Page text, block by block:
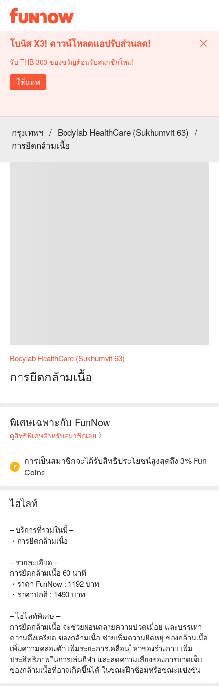
โบนัส X3! ดาวน์โหลดแอปรับส่วนลด!
รับ THB 300 ของขวัญต้อนรับสมาชิกใหม่!
ใช้แอพ
กรุงเทพฯ / Bodylab HealthCare (Sukhumvit 63) /
การยืดกล้ามเนื้อ
Bodylab HealthCare (Sukhumvit 63)
การยืดกล้ามเนื้อ
พิเศษเฉพาะกับ FunNow
ดูสิทธิพิเศษสำหรับสมาชิกเลย
การเป็นสมาชิกจะได้รับสิทธิประโยชน์สูงสุดถึง 3% Fun
Coins
ไฮไลท์
– บริการที่รวมในนี้ –
・การยืดกล้ามเนื้อ
– รายละเอียด –
การยืดกล้ามเนื้อ 60 นาที
・ราคา FunNow : 1192 บาท
・ราคาปกติ : 1490 บาท
– ไฮไลท์พิเศษ –
การยืดกล้ามเนื้อ จะช่วยผ่อนคลายความปวดเมื่อย และบรรเทา
ความตึงเครียด ของกล้ามเนื้อ ช่วยเพิ่มความยืดหยุ่ ของกล้ามเนื้อ
เพิ่มความคล่องตัว เพิ่มระยะการเคลื่อนไหวของร่างกาย เพิ่ม
ประสิทธิภาพในการเล่นกีฬา และลดความเสี่ยงของการบาดเจ็บ
ของกล้ามเนื้อที่อาจเกิดขึ้นได้ ในขณะฝึกซ้อมหรือขณะแข่งขัน